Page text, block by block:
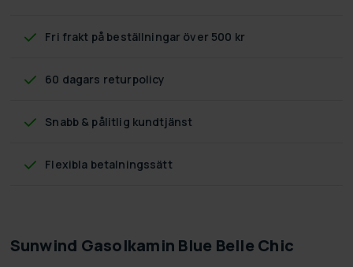
Fri frakt på beställningar över 500 kr
60 dagars returpolicy
Snabb & pålitlig kundtjänst
Flexibla betalningssätt
Sunwind Gasolkamin Blue Belle Chic